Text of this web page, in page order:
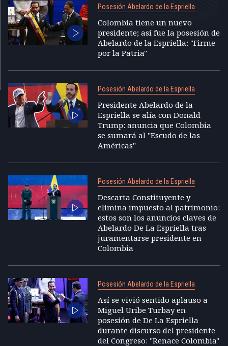
Posesión Abelardo de la Espriella
Colombia tiene un nuevo
presidente; así fue la posesión de
Abelardo de la Espriella: "Firme
por la Patria"
Posesión Abelardo de la Espriella
Presidente Abelardo de la
Espriella se alía con Donald
Trump: anuncia que Colombia
se sumará al "Escudo de las
Américas"
Posesión Abelardo de la Espriella
Descarta Constituyente y
elimina impuesto al patrimonio:
estos son los anuncios claves de
Abelardo De La Espriella tras
juramentarse presidente en
Colombia
Posesión Abelardo de la Espriella
Así se vivió sentido aplauso a
Miguel Uribe Turbay en
posesión de De La Espriella
durante discurso del presidente
del Congreso: "Renace Colombia"